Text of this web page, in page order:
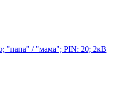
"папа" / "мама"; PIN: 20; 2кВ